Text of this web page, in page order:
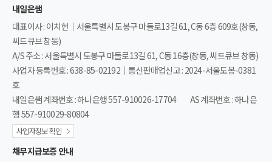
내일은쌤
대표이사 : 이치헌｜서울특별시 도봉구 마들로13길 61, C동 6층 609호(창동,
씨드큐브 창동)
A/S 주소 : 서울특별시 도봉구 마들로13길 61, C동 16층(창동, 씨드큐브 창동)
사업자 등록번호 : 638-85-02192｜통신판매업신고 : 2024-서울도봉-0381
호
내일은쌤 계좌번호 : 하나은행 557-910026-17704
AS 계좌번호 : 하나은
행 557-910029-80804
사업자정보 확인
채무지급보증 안내